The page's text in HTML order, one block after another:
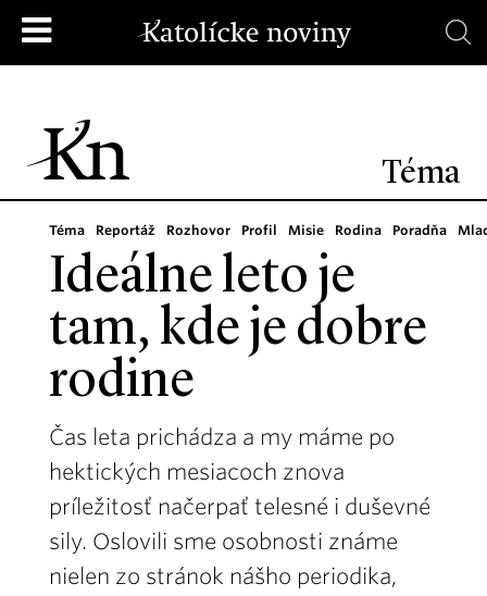
Téma
Téma Reportáž Rozhovor Profil Misie Rodina Poradňa
Ideálne leto je
tam, kde je dobre
rodine
Čas leta prichádza a my máme po
hektických mesiacoch znova
príležitosť načerpať telesné i duševné
sily. Oslovili sme osobnosti známe
nielen zo stránok nášho periodika,